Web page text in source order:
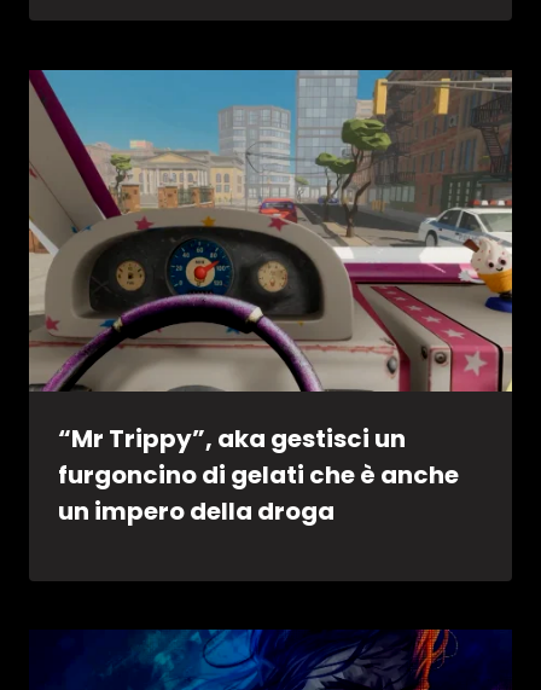
“Mr Trippy”, aka gestisci un
furgoncino di gelati che è anche
un impero della droga